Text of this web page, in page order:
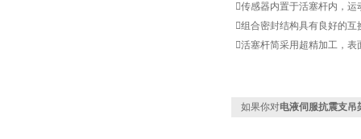
传感器内置于活塞杆内，
组合密封结构具有良好的互
活塞杆简采用超精加工，表
如果你对电液伺服抗震支吊